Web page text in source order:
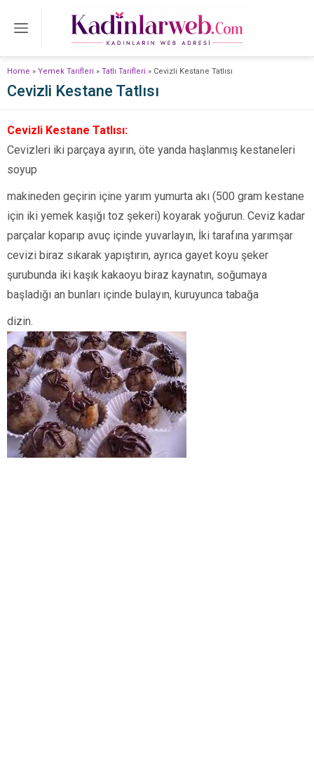
Home » Yemek Tarifleri » Tatlı Tarifleri » Cevizli Kestane Tatlısı
Cevizli Kestane Tatlısı
Cevizli Kestane Tatlısı:
Cevizleri iki parçaya ayırın, öte yanda haşlanmış kesta­neleri
soyup
makineden geçirin içine yarım yumurta akı (500 gram kestane
için iki yemek kaşığı toz şekeri) koyarak yoğurun. Ceviz kadar
parçalar koparıp avuç içinde yuvarlayın, İki tarafına yarımşar
cevizi biraz sıkarak yapıştırın, ayrıca gayet koyu şeker
şurubunda iki kaşık kakaoyu biraz kayna­tın, soğumaya
başladığı an bunları içinde bulayın, kuruyunca tabağa
dizin.